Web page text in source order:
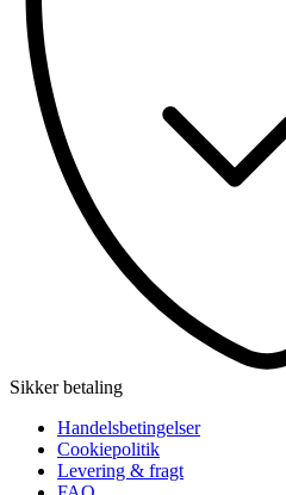
Sikker betaling
Handelsbetingelser
Cookiepolitik
Levering & fragt